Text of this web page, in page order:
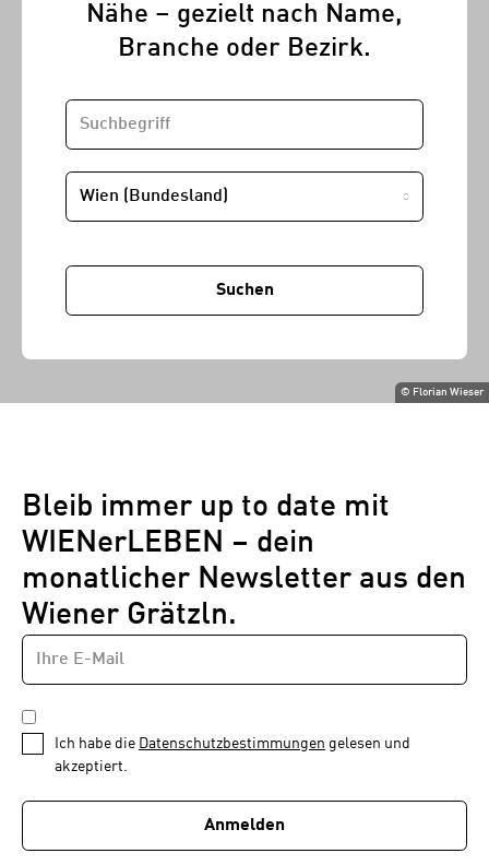
© Florian Wieser
Nähe – gezielt nach Name,
Branche oder Bezirk.
SUCHBEGRIFF
STANDORT
Suchen
Bleib immer up to date mit
WIENerLEBEN – dein
monatlicher Newsletter aus den
Wiener Grätzln.
Newsletter
1
von
E-
MAIL-
ADRESSE
DATENSCHUTZBESTIMMUNGEN
*
Ich habe die Datenschutzbestimmungen gelesen und
akzeptiert.
Anmelden